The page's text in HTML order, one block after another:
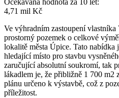
Očekávaná hodnota za 10 let:
4,71 mil Kč
Ve výhradním zastoupení
prostorný pozemek o celkové
lokalitě města Úpice. Tato nabídka
hledající místo pro stavbu
zaručující absolutní soukromí, tak
lákadlem je, že přibližně 1 700 m2
plánu určeno k výstavbě, což z
příležitost.